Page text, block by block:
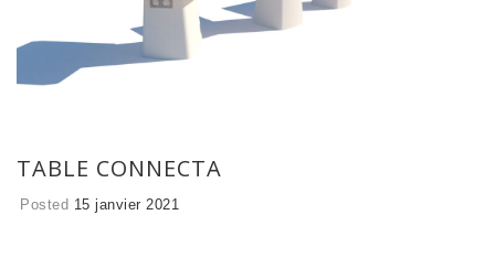
TABLE CONNECTA
Posted 15 janvier 2021